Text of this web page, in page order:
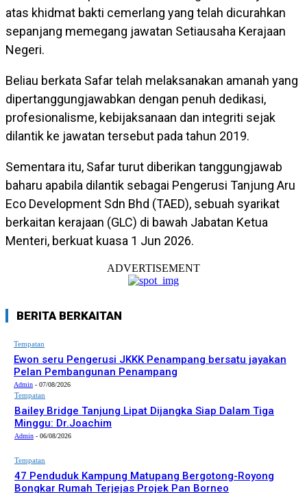
atas khidmat bakti cemerlang yang telah dicurahkan
sepanjang memegang jawatan Setiausaha Kerajaan
Negeri.
Beliau berkata Safar telah melaksanakan amanah yang
dipertanggungjawabkan dengan penuh dedikasi,
profesionalisme, kebijaksanaan dan integriti sejak
dilantik ke jawatan tersebut pada tahun 2019.
Sementara itu, Safar turut diberikan tanggungjawab
baharu apabila dilantik sebagai Pengerusi Tanjung Aru
Eco Development Sdn Bhd (TAED), sebuah syarikat
berkaitan kerajaan (GLC) di bawah Jabatan Ketua
Menteri, berkuat kuasa 1 Jun 2026.
ADVERTISEMENT
BERITA BERKAITAN
Tempatan
Ewon seru Pengerusi JKKK Penampang bersatu jayakan
Pelan Pembangunan Penampang
Admin - 07/08/2026
Tempatan
Bailey Bridge Tanjung Lipat Dijangka Siap Dalam Tiga
Minggu: Dr.Joachim
Admin - 06/08/2026
Tempatan
47 Penduduk Kampung Matupang Bergotong-Royong
Bongkar Rumah Terjejas Projek Pan Borneo